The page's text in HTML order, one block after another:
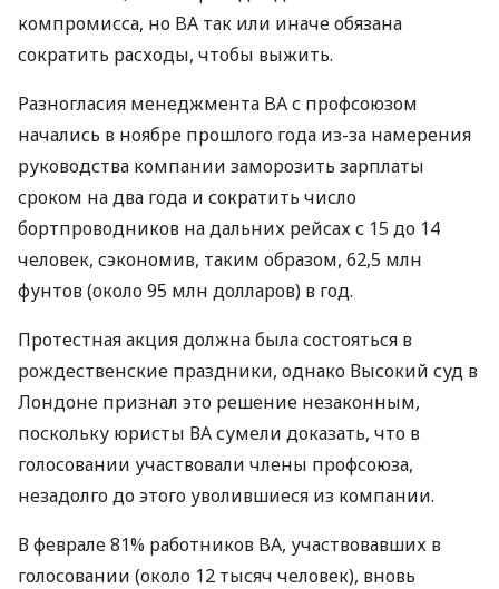
компромисса, но BA так или иначе обязана
сократить расходы, чтобы выжить.
Разногласия менеджмента BA с профсоюзом
начались в ноябре прошлого года из-за намерения
руководства компании заморозить зарплаты
сроком на два года и сократить число
бортпроводников на дальних рейсах с 15 до 14
человек, сэкономив, таким образом, 62,5 млн
фунтов (около 95 млн долларов) в год.
Протестная акция должна была состояться в
рождественские праздники, однако Высокий суд в
Лондоне признал это решение незаконным,
поскольку юристы ВА сумели доказать, что в
голосовании участвовали члены профсоюза,
незадолго до этого уволившиеся из компании.
В феврале 81% работников BA, участвовавших в
голосовании (около 12 тысяч человек), вновь